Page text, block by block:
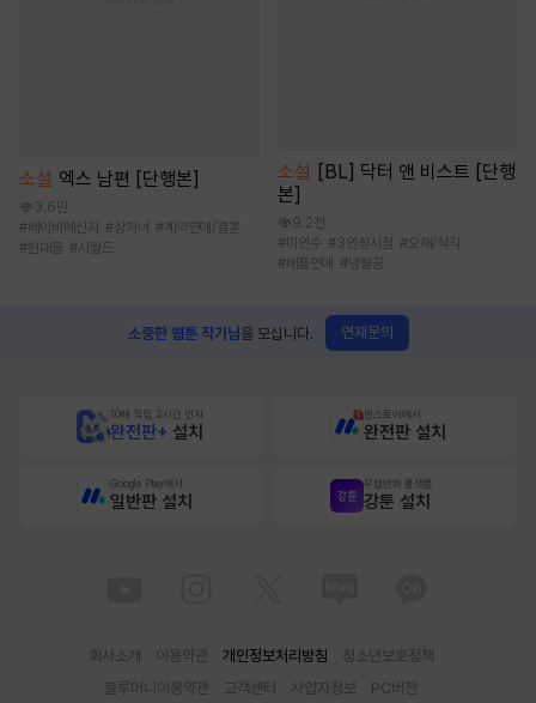
소설 엑스 남편 [단행본]
3.6만
#베이비메신저 #상처녀 # 계약연애/결혼
#현대물 #시월드
소설 [BL] 닥터 앤 비스트 [단행
본]
9.2천
#미인수 #3인칭시점 #오해/착각
#배틀연애 #냉혈공
소중한 웹툰 작가님을 모십니다. 연재문의
10배 적립, 2시간 먼저
완전판+ 설치
원스토어에서
완전판 설치
Google Play에서
일반판 설치
무협만화 플랫폼
강툰 설치
회사소개 이용약관 개인정보처리방침
청소년보호정책
블루머니이용약관
고객센터 사업자정보 PC버전